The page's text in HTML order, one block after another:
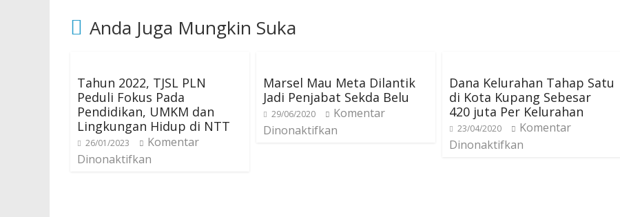
Anda Juga Mungkin Suka
Tahun 2022, TJSL PLN
Peduli Fokus Pada
Pendidikan, UMKM dan
Lingkungan Hidup di NTT
26/01/2023
Komentar
Dinonaktifkan
Marsel Mau Meta Dilantik
Jadi Penjabat Sekda Belu
29/06/2020
Komentar
Dinonaktifkan
Dana Kelurahan Tahap Satu
di Kota Kupang Sebesar
420 juta Per Kelurahan
23/04/2020
Komentar
Dinonaktifkan